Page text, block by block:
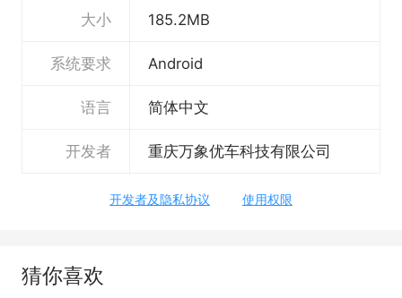
入浅出地展现爱车每一面。
【有趣】丰富的“直播、小视频”内容体验;创
功能，让你告别枯燥，开心选车。
【优惠】多样的平台优惠活动，特价车、直
选车。
大小 185.2MB
系统要求 Android
语言 简体中文
开发者 重庆万象优车科技有限公司
开发者及隐私协议 使用权限
猜你喜欢